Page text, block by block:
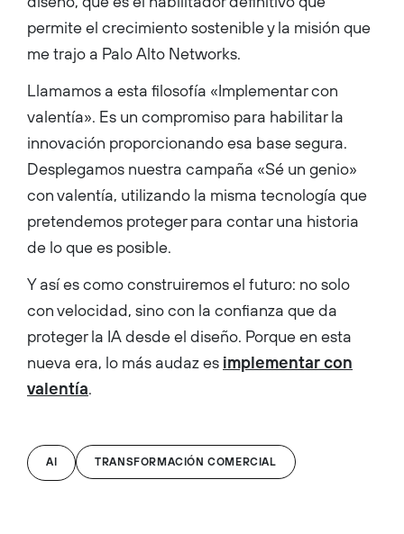
permite el crecimiento sostenible y la misión que
me trajo a Palo Alto Networks.
Llamamos a esta filosofía «Implementar con
valentía». Es un compromiso para habilitar la
innovación proporcionando esa base segura.
Desplegamos nuestra campaña «Sé un genio»
con valentía, utilizando la misma tecnología que
pretendemos proteger para contar una historia
de lo que es posible.
Y así es como construiremos el futuro: no solo
con velocidad, sino con la confianza que da
proteger la IA desde el diseño. Porque en esta
nueva era, lo más audaz es implementar con
valentía.
AI TRANSFORMACIÓN COMERCIAL